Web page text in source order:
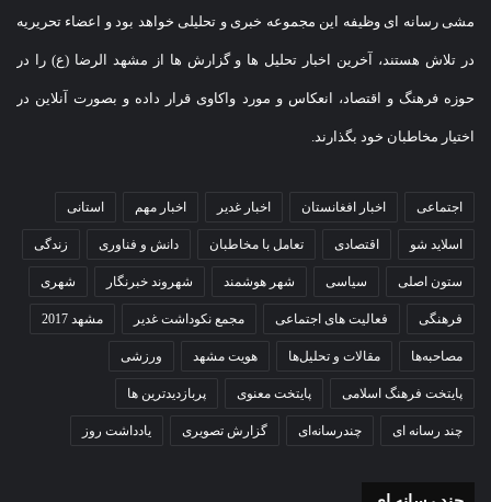
مشی رسانه ای وظیفه این مجموعه خبری و تحلیلی خواهد بود و اعضاء تحریریه
در تلاش هستند، آخرین اخبار تحلیل ها و گزارش ها از مشهد الرضا (ع) را در
حوزه فرهنگ و اقتصاد، انعکاس و مورد واکاوی قرار داده و بصورت آنلاین در
اختیار مخاطبان خود بگذارند.
اجتماعی اخبار افغانستان اخبار غدیر اخبار مهم استانی
اسلاید شو اقتصادی تعامل با مخاطبان دانش و فناوری زندگی
ستون اصلی سیاسی شهر هوشمند شهروند خبرنگار شهری
فرهنگی فعالیت های اجتماعی مجمع نکوداشت غدیر مشهد 2017
مصاحبه‌ها مقالات و تحلیل‌ها هویت مشهد ورزشی
پایتخت فرهنگ اسلامی پایتخت معنوی پربازدیدترین ها
چند رسانه ای چندرسانه‌ای گزارش تصویری یادداشت روز